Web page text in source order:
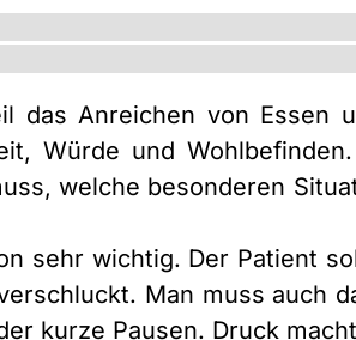
das Anreichen von Essen
Würde und
welche besonderen
sehr wichtig. Der Patient
Man muss auch
kurze Pausen. Druck